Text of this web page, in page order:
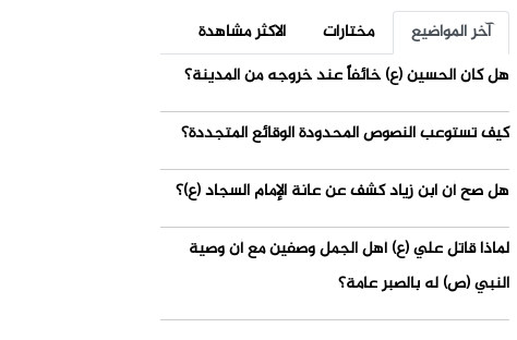
آخر المواضيع مختارات
الاكثر مشاهدة
هل كان الحسين (ع) خائفاً عند خروجه من المدينة؟
كيف تستوعب النصوص المحدودة الوقائع المتجددة؟
هل صح أن ابن زياد كشف عن عانة الإمام السجاد (ع)؟
لماذا قاتل علي (ع) أهل الجمل وصفين مع أن وصية
النبي (ص) له بالصبر عامة؟